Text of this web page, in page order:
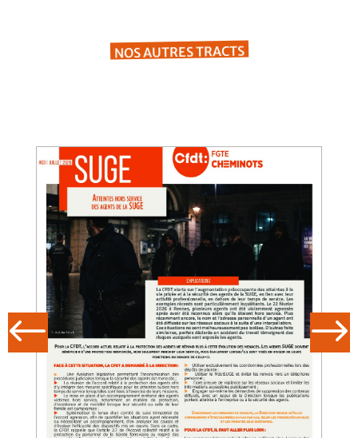
NOS AUTRES TRACTS